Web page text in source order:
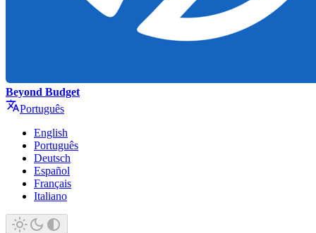
Beyond Budget
Português
English
Português
Deutsch
Español
Français
Italiano